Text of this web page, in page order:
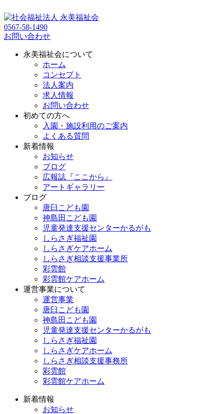
0567-58-1490
お問い合わせ
永美福祉会について
ホーム
コンセプト
法人案内
求人情報
お問い合わせ
初めての方へ
入園・施設利用のご案内
よくある質問
新着情報
お知らせ
ブログ
広報誌『ここから』
アートギャラリー
ブログ
唐臼こども園
神島田こども園
児童発達支援センターかるがも
しらさぎ福祉園
しらさぎケアホーム
しらさぎ相談支援事業所
彩雲館
彩雲館ケアホーム
運営事業について
運営事業
唐臼こども園
神島田こども園
児童発達支援センターかるがも
しらさぎ福祉園
しらさぎケアホーム
しらさぎ相談支援事務所
彩雲館
彩雲館ケアホーム
新着情報
お知らせ